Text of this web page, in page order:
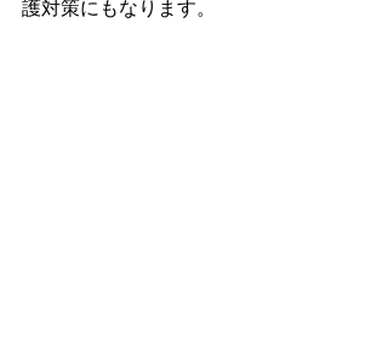
護対策にもなります。